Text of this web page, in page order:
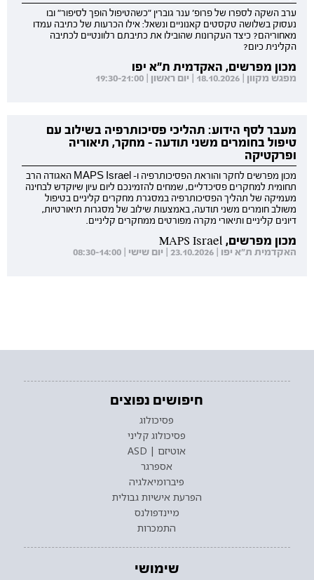
ערב השקה לספרו של פרופ' ענר גוברין "כשהטיפול הופך לסיפור" ובו
נעסוק בשלושה טקסטים קאנוניים ונשאל: אילו הכרעות של כתיבה עמדו
מאחוריהם? כיצד העקרונות שהובילו את כתיבתם רלוונטיים לכתיבה
הקלינית כיום?
מכון מפרשים, האקדמית ת"א יפו
מפגש מקוון | 18.10.2026 | יום ראשון | 19:30-21:00
מעבר לסף הידוע: תהליכי פסיכותרפיה בשילוב עם
טיפול בחומרים משני תודעה - מחקר, תיאוריה
ופרקטיקה
מכון מפרשים לחקר והוראת הפסיכותרפיה ו- MAPS Israel האגודה הרב
תחומית למחקרים פסיכדליים, שמחים להזמינכם ליום עיון שיוקדש לבחינה
מעמיקה של תהליך הפסיכותרפיה במסגרת מחקרים קליניים בטיפול
משולב חומרים משני תודעה, באמצעות שילוב של מסגרות תיאורטיות,
דיונים קליניים ותיאורי מקרה מפורטים ממחקרים קליניים.
מכון מפרשים, MAPS Israel
האקדמית ת"א יפו | 23.10.2026 | יום שישי | 08:30-14:00
חיפושים נפוצים
פסיכולוג
פסיכולוג קליני
אוטיזם | ASD
אספרגר
פיברומיאלגיה
הפרעת אישיות גבולית
מיינדפולנס
התמכרות
שימושי